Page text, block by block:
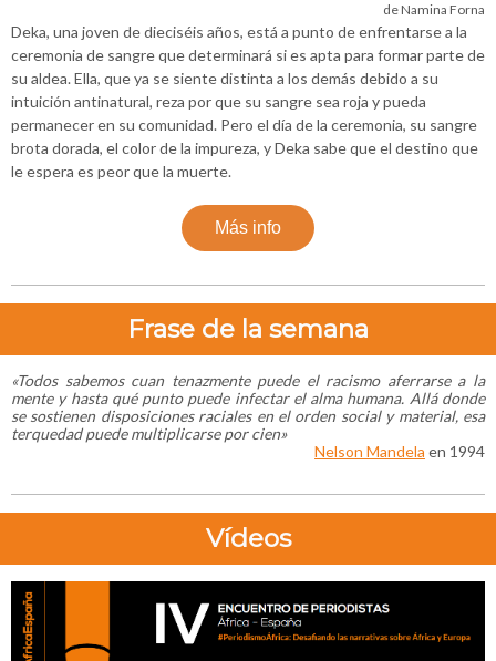
de Namina Forna
Deka, una joven de dieciséis años, está a punto de enfrentarse a la
ceremonia de sangre que determinará si es apta para formar parte de
su aldea. Ella, que ya se siente distinta a los demás debido a su
intuición antinatural, reza por que su sangre sea roja y pueda
permanecer en su comunidad. Pero el día de la ceremonia, su sangre
brota dorada, el color de la impureza, y Deka sabe que el destino que
le espera es peor que la muerte.
Más info
Frase de la semana
«Todos sabemos cuan tenazmente puede el racismo aferrarse a la
mente y hasta qué punto puede infectar el alma humana. Allá donde
se sostienen disposiciones raciales en el orden social y material, esa
terquedad puede multiplicarse por cien»
Nelson Mandela en 1994
Vídeos